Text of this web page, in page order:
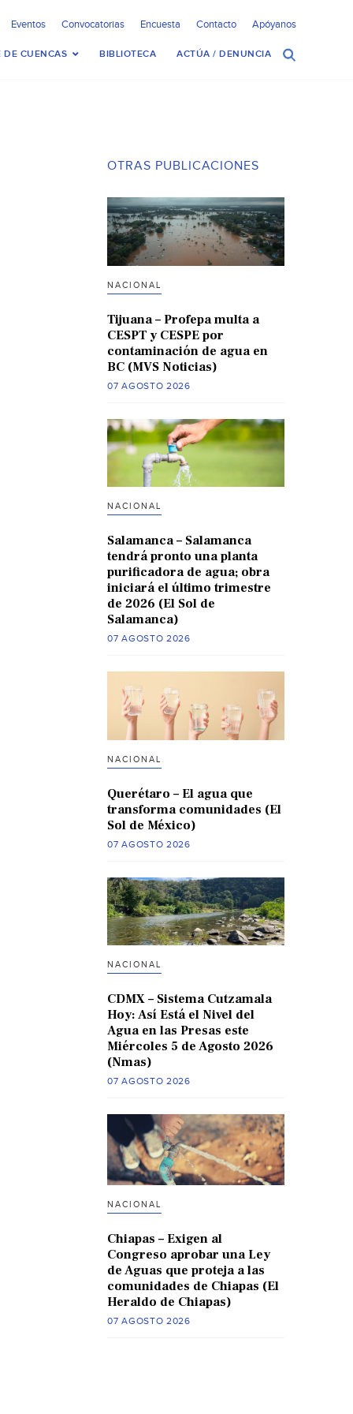
Eventos Convocatorias Encuesta Contacto Apóyanos
DE CUENCAS BIBLIOTECA ACTÚA / DENUNCIA
OTRAS PUBLICACIONES
NACIONAL
Tijuana – Profepa multa a
CESPT y CESPE por
contaminación de agua en
BC (MVS Noticias)
07 AGOSTO 2026
NACIONAL
Salamanca – Salamanca
tendrá pronto una planta
purificadora de agua; obra
iniciará el último trimestre
de 2026 (El Sol de
Salamanca)
07 AGOSTO 2026
NACIONAL
Querétaro – El agua que
transforma comunidades (El
Sol de México)
07 AGOSTO 2026
NACIONAL
CDMX – Sistema Cutzamala
Hoy: Así Está el Nivel del
Agua en las Presas este
Miércoles 5 de Agosto 2026
(Nmas)
07 AGOSTO 2026
NACIONAL
Chiapas – Exigen al
Congreso aprobar una Ley
de Aguas que proteja a las
comunidades de Chiapas (El
Heraldo de Chiapas)
07 AGOSTO 2026